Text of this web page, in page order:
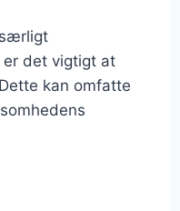
er det vigtigt at
kan omfatte